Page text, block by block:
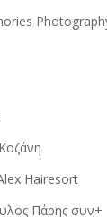
Hairesort
Πάρης συν+